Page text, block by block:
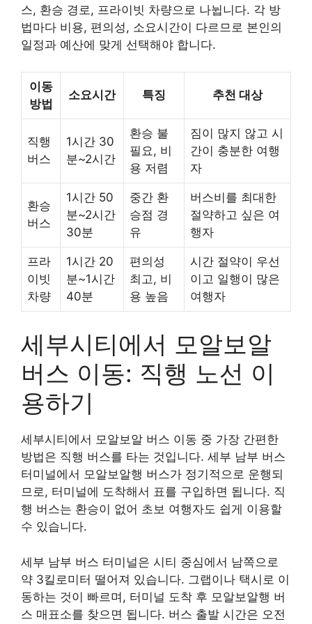
스, 환승 경로, 프라이빗 차량으로 나뉩니다. 각 방
법마다 비용, 편의성, 소요시간이 다르므로 본인의
일정과 예산에 맞게 선택해야 합니다.
이동
방법
소요시간 특징 추천 대상
직행
버스
1시간 30
분~2시간
환승 불
필요, 비
용 저렴
짐이 많지 않고 시
간이 충분한 여행
자
환승
버스
1시간 50
분~2시간
30분
중간 환
승점 경
유
버스비를 최대한
절약하고 싶은 여
행자
프라
이빗
차량
1시간 20
분~1시간
40분
편의성
최고, 비
용 높음
시간 절약이 우선
이고 일행이 많은
여행자
세부시티에서 모알보알
버스 이동: 직행 노선 이
용하기
세부시티에서 모알보알 버스 이동 중 가장 간편한
방법은 직행 버스를 타는 것입니다. 세부 남부 버스
터미널에서 모알보알행 버스가 정기적으로 운행되
므로, 터미널에 도착해서 표를 구입하면 됩니다. 직
행 버스는 환승이 없어 초보 여행자도 쉽게 이용할
수 있습니다.
세부 남부 버스 터미널은 시티 중심에서 남쪽으로
약 3킬로미터 떨어져 있습니다. 그랩이나 택시로 이
동하는 것이 빠르며, 터미널 도착 후 모알보알행 버
스 매표소를 찾으면 됩니다. 버스 출발 시간은 오전